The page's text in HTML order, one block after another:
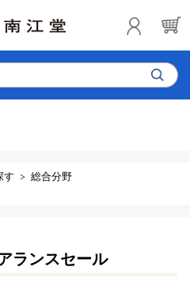
す 総合分野
ランスセール